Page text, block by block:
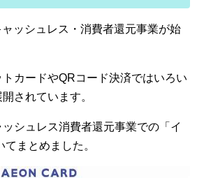
ッシュレス・消費者還元事業が始
カードやQRコード決済ではいろい
されています。
シュレス消費者還元事業での「イ
まとめました。